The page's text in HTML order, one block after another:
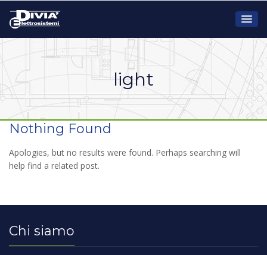
light
Nothing Found
Apologies, but no results were found. Perhaps searching will
help find a related post.
Chi siamo